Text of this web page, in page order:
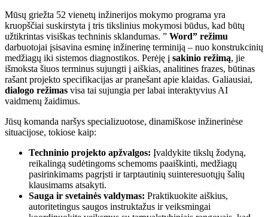
Mūsų griežta 52 vienetų inžinerijos mokymo programa yra
kruopščiai suskirstyta į tris tikslinius mokymosi būdus, kad būtų
užtikrintas visiškas techninis sklandumas. ” Word” režimu
darbuotojai įsisavina esminę inžinerinę terminiją – nuo konstrukcinių
medžiagų iki sistemos diagnostikos. Perėję į sakinio režimą, jie
išmoksta šiuos terminus sujungti į aiškias, analitines frazes, būtinas
rašant projekto specifikacijas ar pranešant apie klaidas. Galiausiai,
dialogo režimas visa tai sujungia per labai interaktyvius AI
vaidmenų žaidimus.
Jūsų komanda naršys specializuotose, dinamiškose inžinerinėse
situacijose, tokiose kaip:
Techninio projekto apžvalgos: Įvaldykite tikslų žodyną,
reikalingą sudėtingoms schemoms paaiškinti, medžiagų
pasirinkimams pagrįsti ir tarptautinių suinteresuotųjų šalių
klausimams atsakyti.
Sauga ir svetainės valdymas: Praktikuokite aiškius,
autoritetingus saugos instruktažus ir veiksmingai